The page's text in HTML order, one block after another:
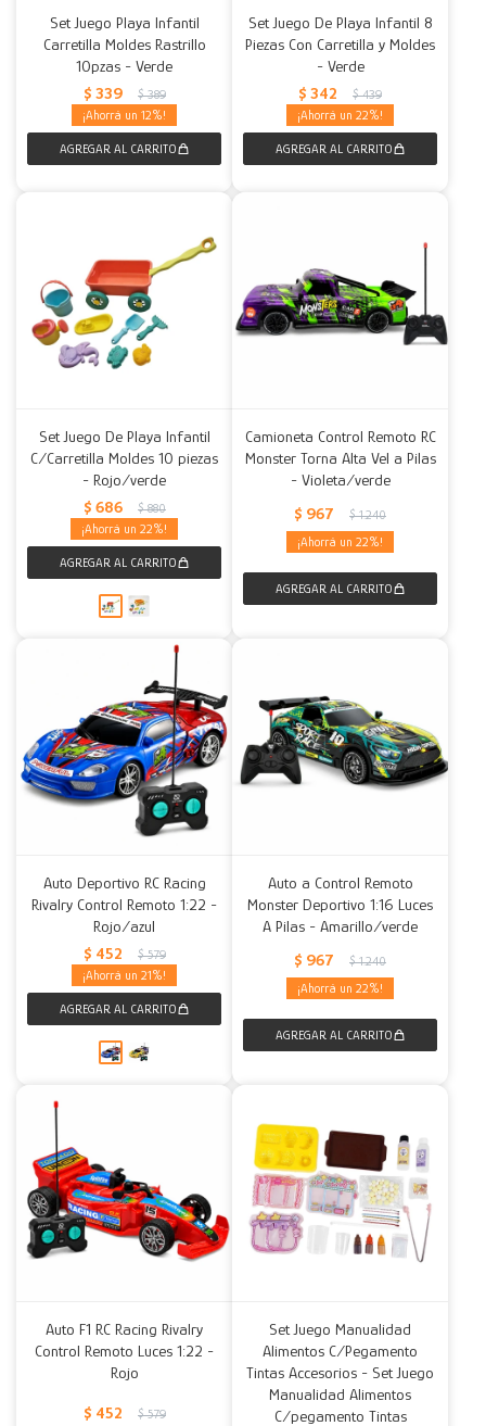
Set Juego Playa Infantil
Carretilla Moldes Rastrillo
10pzas - Verde
$ 339 $ 389
12
Set Juego De Playa Infantil 8
Piezas Con Carretilla y Moldes
- Verde
$ 342 $ 439
22
Set Juego De Playa Infantil
C/Carretilla Moldes 10 piezas
- Rojo/verde
$ 686 $ 880
22
Camioneta Control Remoto RC
Monster Torna Alta Vel a Pilas
- Violeta/verde
$ 967 $ 1.240
22
Auto Deportivo RC Racing
Rivalry Control Remoto 1:22 -
Rojo/azul
$ 452 $ 579
21
Auto a Control Remoto
Monster Deportivo 1:16 Luces
A Pilas - Amarillo/verde
$ 967 $ 1.240
22
Auto F1 RC Racing Rivalry
Control Remoto Luces 1:22 -
Rojo
$ 452 $ 579
Set Juego Manualidad
Alimentos C/Pegamento
Tintas Accesorios - Set Juego
Manualidad Alimentos
C/pegamento Tintas